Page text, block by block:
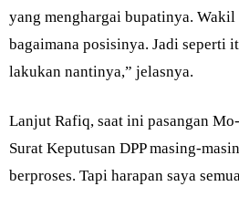
yang menghargai bupatinya. Wakil
bagaimana posisinya. Jadi seperti
lakukan nantinya,” jelasnya.
Lanjut Rafiq, saat ini pasangan
Surat Keputusan DPP masing-
berproses. Tapi harapan saya